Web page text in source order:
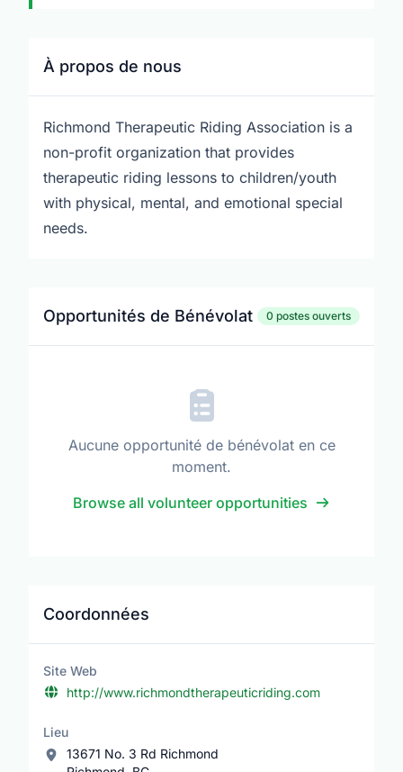
À propos de nous
Richmond Therapeutic Riding Association is a
non-profit organization that provides
therapeutic riding lessons to children/youth
with physical, mental, and emotional special
needs.
Opportunités de Bénévolat 0 postes ouverts
Aucune opportunité de bénévolat en ce
moment.
Browse all volunteer opportunities
Coordonnées
Site Web
http://www.richmondtherapeuticriding.com
Lieu
13671 No. 3 Rd Richmond